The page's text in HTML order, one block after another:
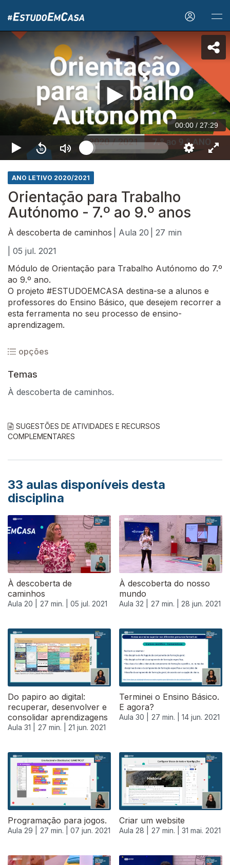
00:00 / 27:29
ANO LETIVO 2020/2021
Orientação para Trabalho
Autónomo - 7.º ao 9.º anos
À descoberta de caminhos | Aula 20
| 27 min
| 05 jul. 2021
Módulo de Orientação para Trabalho Autónomo do 7.º
ao 9.º ano.
O projeto #ESTUDOEMCASA destina-se a alunos e
professores do Ensino Básico, que desejem recorrer a
esta ferramenta no seu processo de ensino-
aprendizagem.
opções
Temas
À descoberta de caminhos.
SUGESTÕES DE ATIVIDADES E RECURSOS
COMPLEMENTARES
33 aulas disponíveis desta
disciplina
À descoberta de
caminhos
Aula 20 | 27 min. | 05 jul. 2021
À descoberta do nosso
mundo
Aula 32 | 27 min. | 28 jun. 2021
Do papiro ao digital:
recuperar, desenvolver e
consolidar aprendizagens
Aula 31 | 27 min. | 21 jun. 2021
Terminei o Ensino Básico.
E agora?
Aula 30 | 27 min. | 14 jun. 2021
Programação para jogos.
Aula 29 | 27 min. | 07 jun. 2021
Criar um website
Aula 28 | 27 min. | 31 mai. 2021